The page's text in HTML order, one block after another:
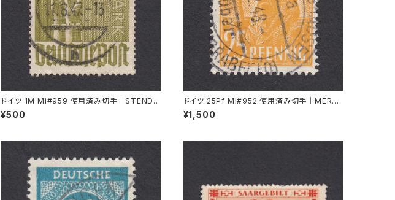
ドイツ 1M Mi#959 使用済み切手｜STENDA
L 11.8.1947
¥500
ドイツ 25Pf Mi#952 使用済み切手｜MERKE
RSHAUSEN 14.2.1948
¥1,500